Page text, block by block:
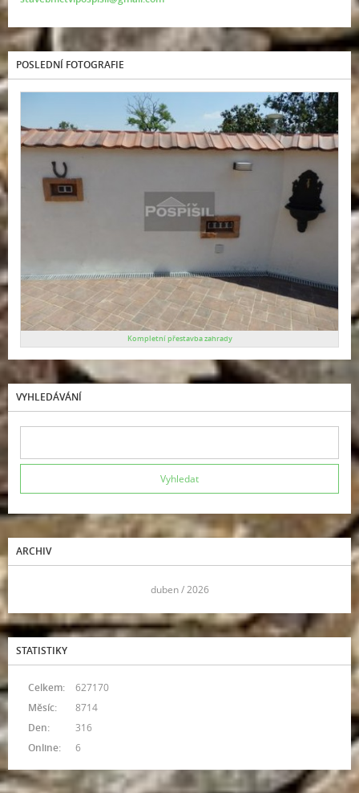
POSLEDNÍ FOTOGRAFIE
Kompletní přestavba zahrady
VYHLEDÁVÁNÍ
ARCHIV
duben / 2026
STATISTIKY
Online: 6
Celkem:
627170
Měsíc:
8714
Den:
316